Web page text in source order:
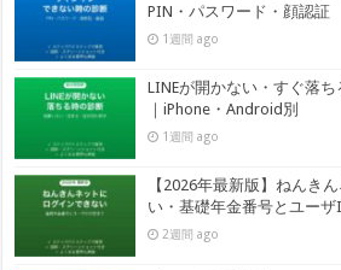
PIN・パスワード・顔認証
1週間 ago
LINEが開かない・すぐ落
｜iPhone・Android別
1週間 ago
【2026年最新版】ねんき
い・基礎年金番号とユー
2週間 ago